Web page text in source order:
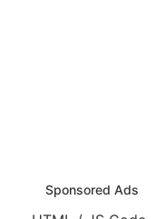
Sponsored Ads